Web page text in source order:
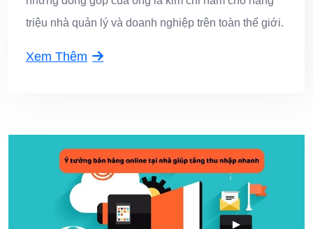
triệu nhà quản lý và doanh nghiệp trên toàn thế giới.
Xem Thêm